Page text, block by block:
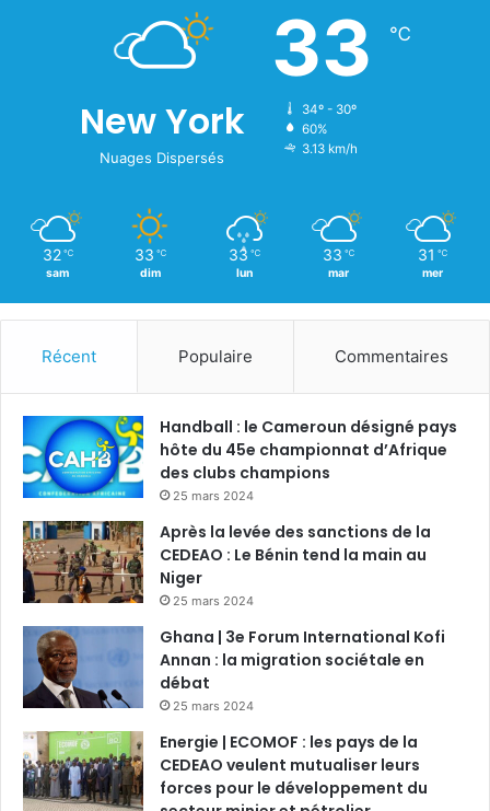
New York
Nuages Dispersés
33 ℃
34º - 30º
60%
3.13 km/h
32 ℃
sam
33 ℃
dim
33 ℃
lun
33 ℃
mar
31 ℃
mer
Récent Populaire Commentaires
Handball : le Cameroun désigné pays
hôte du 45e championnat d’Afrique
des clubs champions
25 mars 2024
Après la levée des sanctions de la
CEDEAO : Le Bénin tend la main au
Niger
25 mars 2024
Ghana | 3e Forum International Kofi
Annan : la migration sociétale en
débat
25 mars 2024
Energie | ECOMOF : les pays de la
CEDEAO veulent mutualiser leurs
forces pour le développement du